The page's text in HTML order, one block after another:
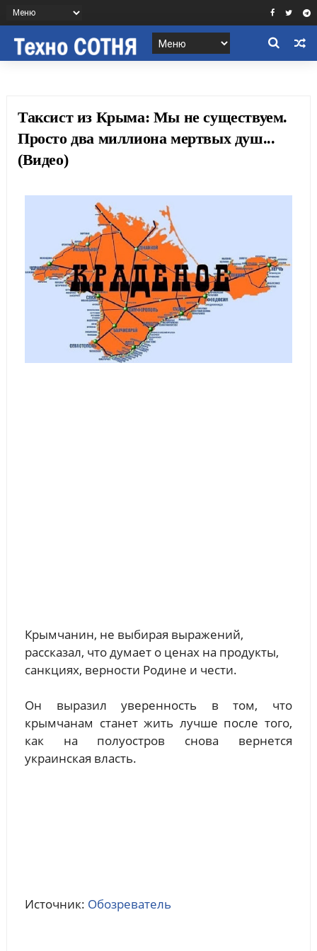
Таксист из Крыма: Мы не существуем.
Просто два миллиона мертвых душ...
(Видео)
Крымчанин, не выбирая выражений,
рассказал, что думает о ценах на продукты,
санкциях, верности Родине и чести.
Он выразил уверенность в том, что
крымчанам станет жить лучше после того,
как на полуостров снова вернется
украинская власть.
Источник: Обозреватель